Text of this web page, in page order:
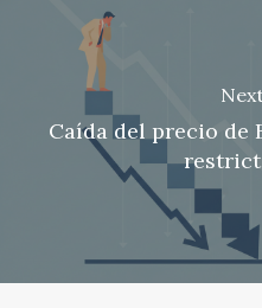
Caída del precio de